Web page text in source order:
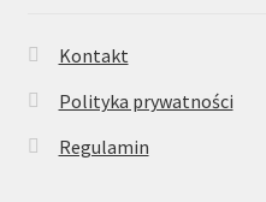
Kontakt
Polityka prywatności
Regulamin